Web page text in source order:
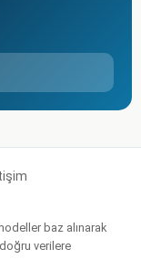
baz alınarak
verilere